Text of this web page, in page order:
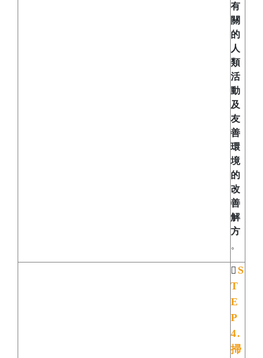
有
關
的
人
類
活
動
及
友
善
環
境
的
改
善
解
方
。
 S
T
E
P
4.
掃